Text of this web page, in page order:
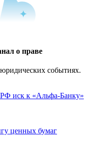
о праве
событиях.
РФ иск к «Альфа-Банку»
ценных бумаг